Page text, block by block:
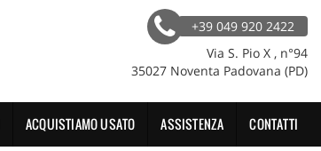
+39 049 920 2422
Via S. Pio X , n°94
35027 Noventa Padovana (PD)
ACQUISTIAMO USATO ASSISTENZA CONTATTI